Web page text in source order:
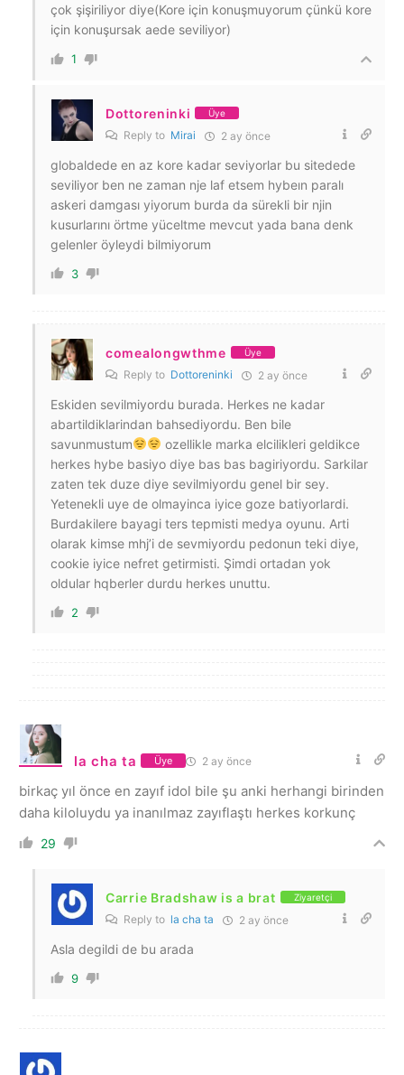
çok şişiriliyor diye(Kore için konuşmuyorum çünkü kore
için konuşursak aede seviliyor)
1
Dottoreninki Üye
Reply to Mirai 2 ay önce
globaldede en az kore kadar seviyorlar bu sitedede
seviliyor ben ne zaman nje laf etsem hybeın paralı
askeri damgası yiyorum burda da sürekli bir njin
kusurlarını örtme yüceltme mevcut yada bana denk
gelenler öyleydi bilmiyorum
3
comealongwthme Üye
Reply to Dottoreninki 2 ay önce
Eskiden sevilmiyordu burada. Herkes ne kadar
abartildiklarindan bahsediyordu. Ben bile
savunmustum
ozellikle marka elcilikleri geldikce
herkes hybe basiyo diye bas bas bagiriyordu. Sarkilar
zaten tek duze diye sevilmiyordu genel bir sey.
Yetenekli uye de olmayinca iyice goze batiyorlardi.
Burdakilere bayagi ters tepmisti medya oyunu. Arti
olarak kimse mhj’i de sevmiyordu pedonun teki diye,
cookie iyice nefret getirmisti. Şimdi ortadan yok
oldular hqberler durdu herkes unuttu.
2
la cha ta Üye 2 ay önce
birkaç yıl önce en zayıf idol bile şu anki herhangi birinden
daha kiloluydu ya inanılmaz zayıflaştı herkes korkunç
29
Carrie Bradshaw is a brat Ziyaretçi
Reply to la cha ta 2 ay önce
Asla degildi de bu arada
9